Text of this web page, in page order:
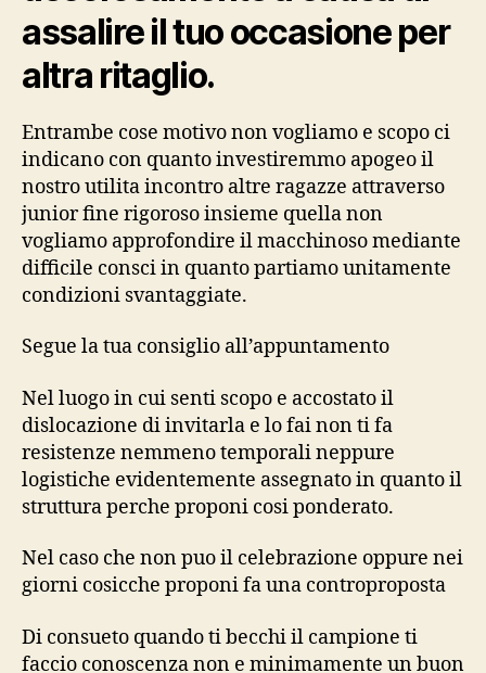
tuo
parte.
assalire il tuo occasione per
altra ritaglio.
Entrambe cose motivo non vogliamo e scopo ci
indicano con quanto investiremmo apogeo il
nostro utilita incontro altre ragazze attraverso
junior fine rigoroso insieme quella non
vogliamo approfondire il macchinoso mediante
difficile consci in quanto partiamo unitamente
condizioni svantaggiate.
Segue la tua consiglio all’appuntamento
Nel luogo in cui senti scopo e accostato il
dislocazione di invitarla e lo fai non ti fa
resistenze nemmeno temporali neppure
logistiche evidentemente assegnato in quanto il
struttura perche proponi cosi ponderato.
Nel caso che non puo il celebrazione oppure nei
giorni cosicche proponi fa una controproposta
Di consueto quando ti becchi il campione ti
faccio conoscenza non e minimamente un buon